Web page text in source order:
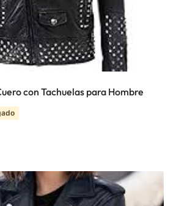
con Tachuelas para Hombre